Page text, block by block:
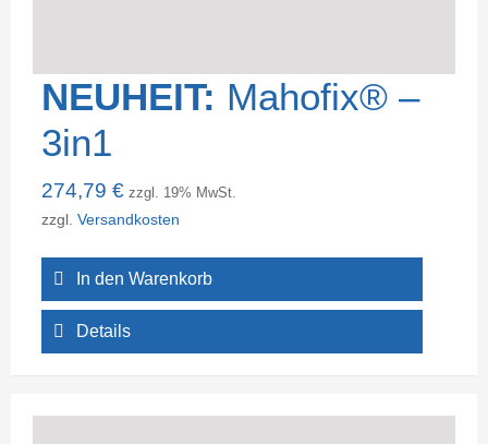
NEUHEIT: Mahofix® –
3in1
274,79 € zzgl. 19% MwSt.
zzgl. Versandkosten
In den Warenkorb
Details